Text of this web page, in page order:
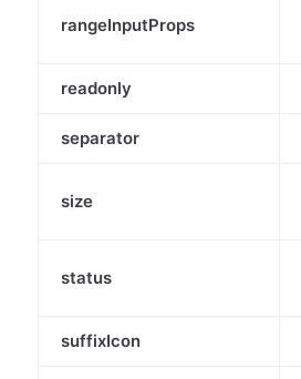
rangeInputProps
readonly
separator
size
status
suffixIcon